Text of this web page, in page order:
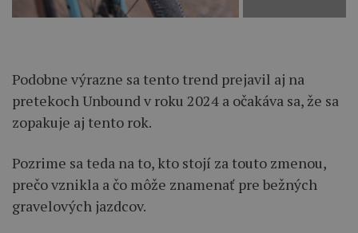
Podobne výrazne sa tento trend prejavil aj na
pretekoch Unbound v roku 2024 a očakáva sa, že sa
zopakuje aj tento rok.
Pozrime sa teda na to, kto stojí za touto zmenou,
prečo vznikla a čo môže znamenať pre bežných
gravelových jazdcov.